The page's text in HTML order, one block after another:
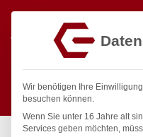
Wir benötigen Ihre
besuchen können.
Wenn Sie unter 16 Jahre alt
Services geben möchten,